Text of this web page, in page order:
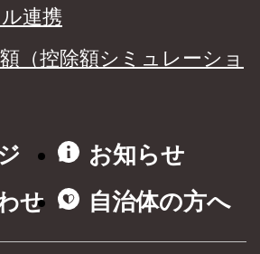
連携
（控除額シミュレーショ
お知らせ
せ
自治体の方へ